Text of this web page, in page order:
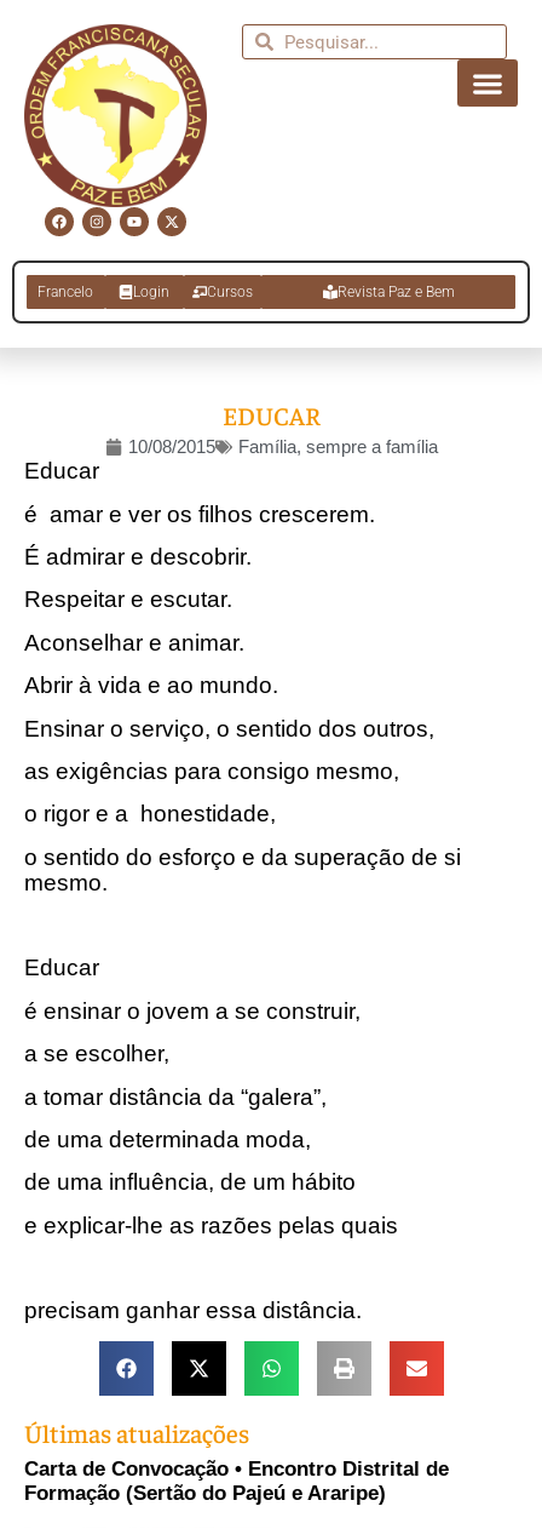
Francelo Login Cursos Revista Paz e Bem
EDUCAR
10/08/2015 Família, sempre a família
Educar
é amar e ver os filhos crescerem.
É admirar e descobrir.
Respeitar e escutar.
Aconselhar e animar.
Abrir à vida e ao mundo.
Ensinar o serviço, o sentido dos outros,
as exigências para consigo mesmo,
o rigor e a honestidade,
o sentido do esforço e da superação de si
mesmo.
Educar
é ensinar o jovem a se construir,
a se escolher,
a tomar distância da “galera”,
de uma determinada moda,
de uma influência, de um hábito
e explicar-lhe as razões pelas quais
precisam ganhar essa distância.
Últimas atualizações
Carta de Convocação • Encontro Distrital de
Formação (Sertão do Pajeú e Araripe)